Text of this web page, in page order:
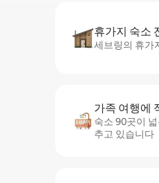
휴가지 숙소
세브링의 휴가
가족 여행에
숙소 90곳이
추고 있습니다